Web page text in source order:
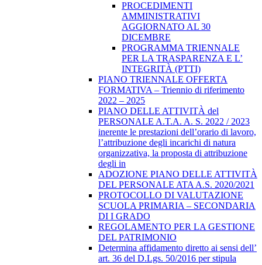
PROCEDIMENTI
AMMINISTRATIVI
AGGIORNATO AL 30
DICEMBRE
PROGRAMMA TRIENNALE
PER LA TRASPARENZA E L’
INTEGRITÀ (PTTI)
PIANO TRIENNALE OFFERTA
FORMATIVA – Triennio di riferimento
2022 – 2025
PIANO DELLE ATTIVITÀ del
PERSONALE A.T.A. A. S. 2022 / 2023
inerente le prestazioni dell’orario di lavoro,
l’attribuzione degli incarichi di natura
organizzativa, la proposta di attribuzione
degli in
ADOZIONE PIANO DELLE ATTIVITÀ
DEL PERSONALE ATA A.S. 2020/2021
PROTOCOLLO DI VALUTAZIONE
SCUOLA PRIMARIA – SECONDARIA
DI I GRADO
REGOLAMENTO PER LA GESTIONE
DEL PATRIMONIO
Determina affidamento diretto ai sensi dell’
art. 36 del D.Lgs. 50/2016 per stipula